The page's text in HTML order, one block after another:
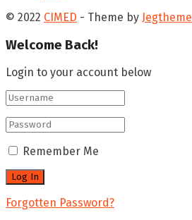
© 2022 CIMED - Theme by Jegtheme
Welcome Back!
Login to your account below
Remember Me
Forgotten Password?